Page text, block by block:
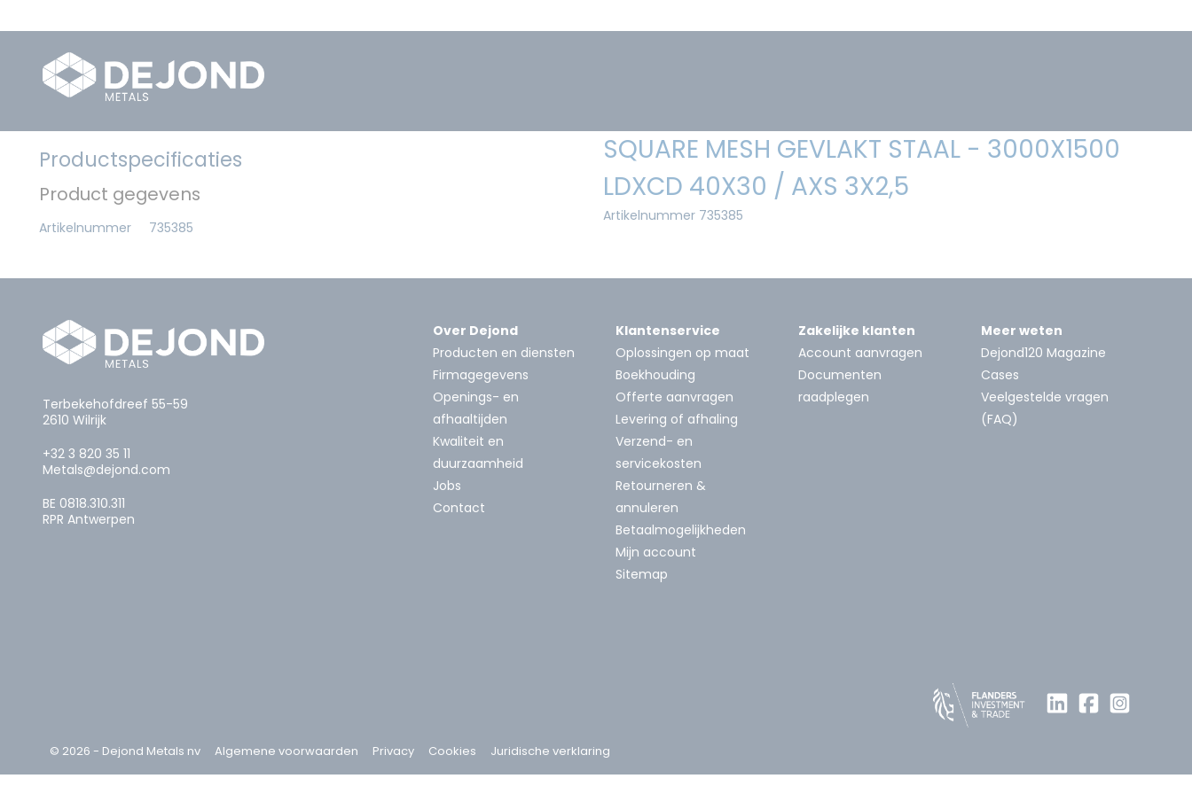
Productspecificaties
Product gegevens
Artikelnummer 735385
SQUARE MESH GEVLAKT STAAL - 3000X1500
LDXCD 40X30 / AXS 3X2,5
Artikelnummer 735385
Terbekehofdreef 55-59
2610 Wilrijk
+32 3 820 35 11
Metals@dejond.com
BE 0818.310.311
RPR Antwerpen
Over Dejond
Producten en diensten
Firmagegevens
Openings- en
afhaaltijden
Kwaliteit en
duurzaamheid
Jobs
Contact
Klantenservice
Oplossingen op maat
Boekhouding
Offerte aanvragen
Levering of afhaling
Verzend- en
servicekosten
Retourneren &
annuleren
Betaalmogelijkheden
Mijn account
Sitemap
Zakelijke klanten
Account aanvragen
Documenten
raadplegen
Meer weten
Dejond120 Magazine
Cases
Veelgestelde vragen
(FAQ)
© 2026 - Dejond Metals nv Algemene voorwaarden Privacy Cookies Juridische verklaring